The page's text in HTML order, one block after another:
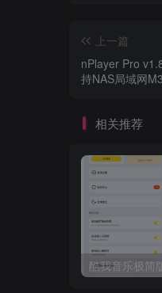
上一篇
nPlayer Pro
持NAS局域网
相关推荐